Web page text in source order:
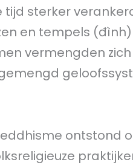
sterker
en tempels
vermengden
ontstond